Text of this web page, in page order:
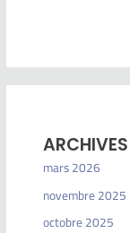
ARCHIVES
mars 2026
novembre 2025
octobre 2025